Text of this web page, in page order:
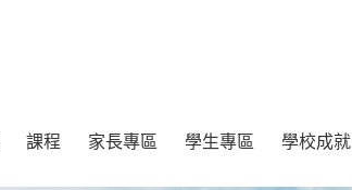
課程 家長專區 學生專區 學校成就